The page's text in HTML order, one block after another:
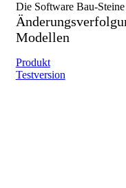
Die Software Bau-
Modellen
Produkt
Testversion